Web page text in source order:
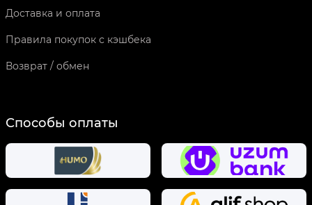
Доставка и оплата
Правила покупок с кэшбека
Возврат / обмен
Способы оплаты